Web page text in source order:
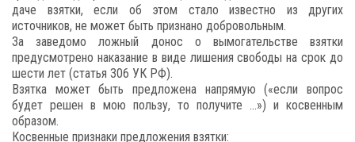
даче взятки, если об этом стало известно из других
источников, не может быть признано добровольным.
За заведомо ложный донос о вымогательстве взятки
предусмотрено наказание в виде лишения свободы на срок до
шести лет (статья 306 УК РФ).
Взятка может быть предложена напрямую («если вопрос
будет решен в мою пользу, то получите …») и косвенным
образом.
Косвенные признаки предложения взятки: